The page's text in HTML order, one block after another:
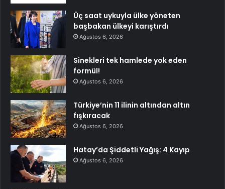
Üç saat uykuyla ülke yöneten
başbakan ülkeyi karıştırdı
Ağustos 6, 2026
Sinekleri tek hamlede yok eden
formül!
Ağustos 6, 2026
Türkiye’nin 11 ilinin altından altın
fışkıracak
Ağustos 6, 2026
Hatay’da Şiddetli Yağış: 4 Kayıp
Ağustos 6, 2026